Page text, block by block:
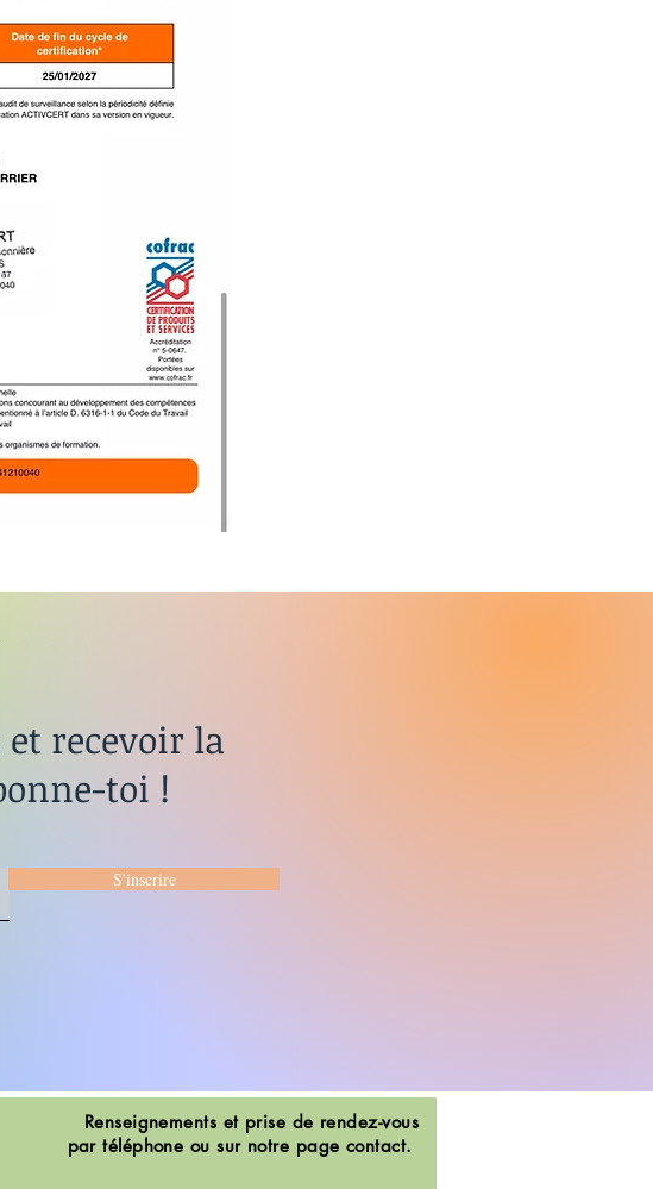
recevoir la
toi !
S'inscrire
Renseignements et prise de rendez-vous
par téléphone ou sur notre page contact.